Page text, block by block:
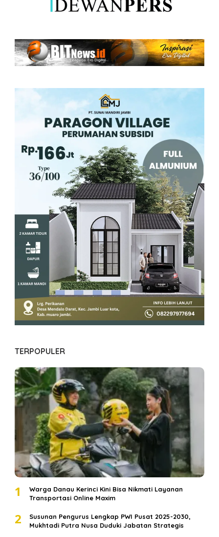
TERPOPULER
1
Warga Danau Kerinci Kini Bisa Nikmati Layanan
Transportasi Online Maxim
2
Susunan Pengurus Lengkap PWI Pusat 2025-2030,
Mukhtadi Putra Nusa Duduki Jabatan Strategis